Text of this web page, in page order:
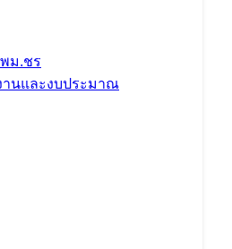
พม.ชร
านและงบประมาณ
รมเจ้าหน้าที่ของรัฐ